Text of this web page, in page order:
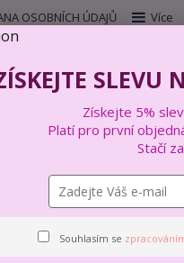
OSOBNÍCH ÚDAJŮ Více
VYŠÍVÁNÍ
BETYNKA
SLEVU
Získejte 5%
Platí pro první
Stačí
Souhlasím se